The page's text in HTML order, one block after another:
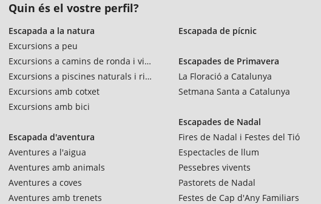
Quin és el vostre perfil?
Escapada a la natura
Excursions a peu
Excursions a camins de ronda i vies verdes
Excursions a piscines naturals i rius
Excursions amb cotxet
Excursions amb bici
Escapada d'aventura
Aventures a l'aigua
Aventures amb animals
Aventures a coves
Aventures amb trenets
Escapada de pícnic
Escapades de Primavera
La Floració a Catalunya
Setmana Santa a Catalunya
Escapades de Nadal
Fires de Nadal i Festes del Tió
Espectacles de llum
Pessebres vivents
Pastorets de Nadal
Festes de Cap d'Any Familiars